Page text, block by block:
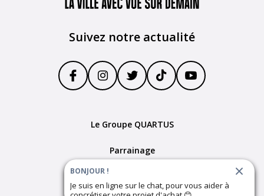
Suivez notre actualité
Le Groupe QUARTUS
Parrainage
Devenir partenaire
BONJOUR !
Je suis en ligne sur le chat, pour vous aider à